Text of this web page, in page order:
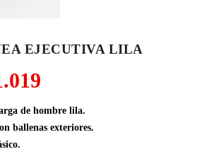
EJECUTIVA LILA
actual
es:
de hombre lila.
ballenas exteriores.